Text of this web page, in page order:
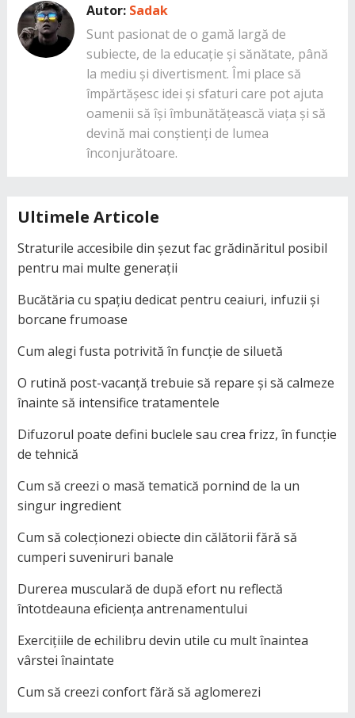
Autor: Sadak
Sunt pasionat de o gamă largă de
subiecte, de la educație și sănătate, până
la mediu și divertisment. Îmi place să
împărtășesc idei și sfaturi care pot ajuta
oamenii să își îmbunătățească viața și să
devină mai conștienți de lumea
înconjurătoare.
Ultimele Articole
Straturile accesibile din șezut fac grădinăritul posibil
pentru mai multe generații
Bucătăria cu spațiu dedicat pentru ceaiuri, infuzii și
borcane frumoase
Cum alegi fusta potrivită în funcție de siluetă
O rutină post-vacanță trebuie să repare și să calmeze
înainte să intensifice tratamentele
Difuzorul poate defini buclele sau crea frizz, în funcție
de tehnică
Cum să creezi o masă tematică pornind de la un
singur ingredient
Cum să colecționezi obiecte din călătorii fără să
cumperi suveniruri banale
Durerea musculară de după efort nu reflectă
întotdeauna eficiența antrenamentului
Exercițiile de echilibru devin utile cu mult înaintea
vârstei înaintate
Cum să creezi confort fără să aglomerezi